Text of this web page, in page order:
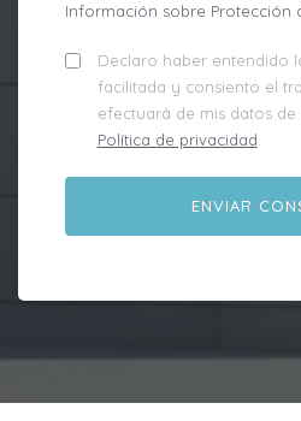
Información sobre Protección
Declaro haber entendido
facilitada y consiento el
efectuará de mis datos
Política de privacidad.